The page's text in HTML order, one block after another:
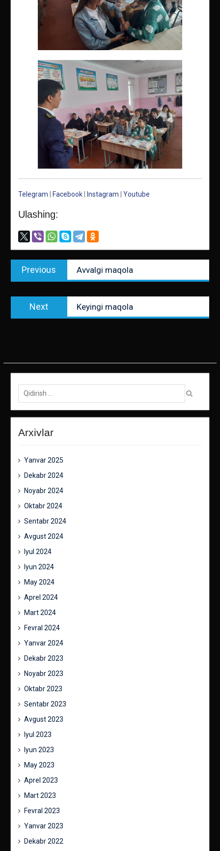
Telegram Facebook| Instagram Youtube
Ulashing:
Post
menyusi
Previous
post:
Avvalgi maqola
Next
post:
Keyingi maqola
Qidirish:
Arxivlar
Yanvar 2025
Dekabr 2024
Noyabr 2024
Oktabr 2024
Sentabr 2024
Avgust 2024
Iyul 2024
Iyun 2024
May 2024
Aprel 2024
Mart 2024
Fevral 2024
Yanvar 2024
Dekabr 2023
Noyabr 2023
Oktabr 2023
Sentabr 2023
Avgust 2023
Iyul 2023
Iyun 2023
May 2023
Aprel 2023
Mart 2023
Fevral 2023
Yanvar 2023
Dekabr 2022